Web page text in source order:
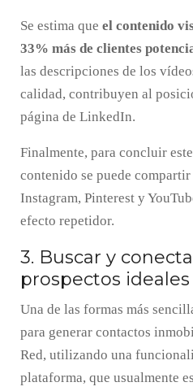
Se estima que el contenido
33% más de clientes
las descripciones de los
calidad, contribuyen al
página de LinkedIn.
Finalmente, para concluir
contenido se puede
Instagram, Pinterest y
efecto repetidor.
3. Buscar y
prospectos ideales
Una de las formas más
para generar contactos
Red, utilizando una
plataforma, que usualmente